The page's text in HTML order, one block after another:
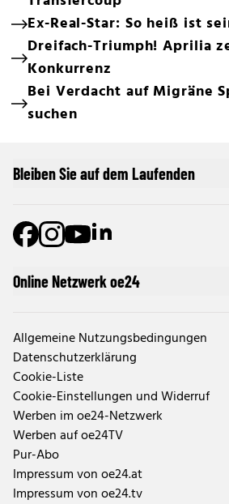
Ex-Real-Star: So heiß ist
Dreifach-Triumph! Aprilia
Konkurrenz
Bei Verdacht auf Migräne
suchen
Online Netzwerk oe24
Allgemeine Nutzungsbedingungen
Datenschutzerklärung
Cookie-Liste
Cookie-Einstellungen und Widerruf
Werben im oe24-Netzwerk
Werben auf oe24TV
Pur-Abo
Impressum von oe24.at
Impressum von oe24.tv
Bleiben Sie auf dem Laufenden